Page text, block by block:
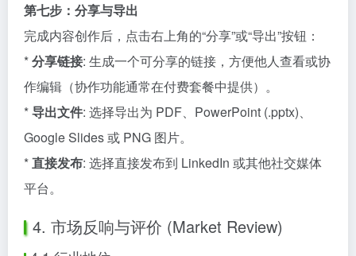
第七步：分享与导出
完成内容创作后，点击右上角的“分享”或“导出”按钮：
*分享链接: 生成一个可分享的链接，方便他人查看或协
作编辑（协作功能通常在付费套餐中提供）。
*导出文件: 选择导出为 PDF、PowerPoint (.pptx)、
Google Slides 或 PNG 图片。
*直接发布: 选择直接发布到 LinkedIn 或其他社交媒体
平台。
4. 市场反响与评价 (Market Review)